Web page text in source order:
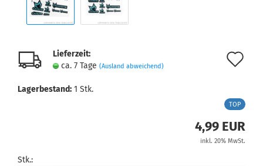
Lieferzeit:
ca. 7 Tage (Ausland abweichend)
Lagerbestand: 1 Stk.
TOP
4,99 EUR
inkl. 20% MwSt.
Stk.: